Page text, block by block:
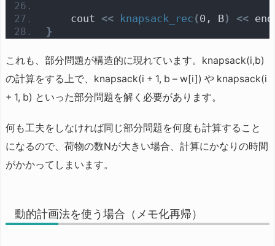
    cout
<< knapsack_rec (0, B) <<
}
これも、部分問題が構造的に現れています。knapsack(i,b)
の計算をする上で、knapsack(i + 1, b – w[i]) や knapsack(i
+ 1, b) といった部分問題を解く必要があります。
何も工夫をしなければ同じ部分問題を何度も計算すること
になるので、荷物の数Nが大きい場合、計算にかなりの時間
がかかってしまいます。
動的計画法を使う場合（メモ化再帰）